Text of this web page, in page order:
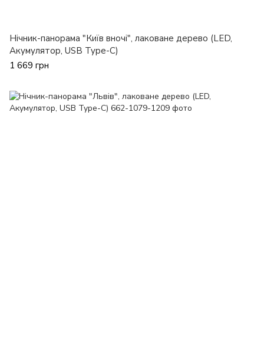
Нічник-панорама "Київ вночі", лаковане дерево (LED,
Акумулятор, USB Type-C)
1 669 грн